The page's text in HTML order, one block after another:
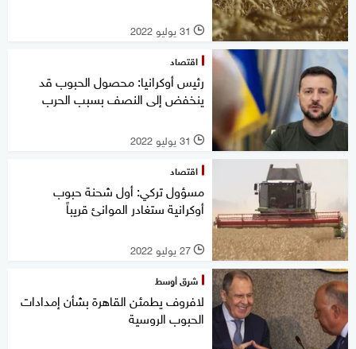
l 31 يوليو 2022
اقتصاد
رئيس أوكرانيا: محصول الحبوب قد
ينخفض إلى النصف بسبب الحرب
l 31 يوليو 2022
اقتصاد
مسؤول تركي: أول شحنة حبوب
أوكرانية ستغادر الموانئ قريباً
l 27 يوليو 2022
شرق أوسط
لافروف يطمئن القاهرة بشأن إمدادات
الحبوب الروسية